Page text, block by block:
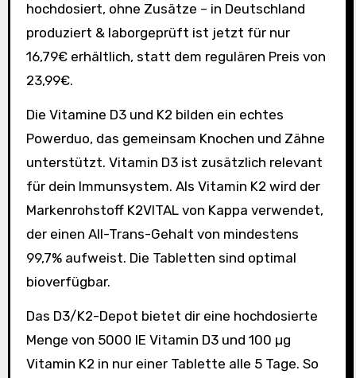
hochdosiert, ohne Zusätze – in Deutschland
produziert & laborgeprüft ist jetzt für nur
16,79€ erhältlich, statt dem regulären Preis von
23,99€.
Die Vitamine D3 und K2 bilden ein echtes
Powerduo, das gemeinsam Knochen und Zähne
unterstützt. Vitamin D3 ist zusätzlich relevant
für dein Immunsystem. Als Vitamin K2 wird der
Markenrohstoff K2VITAL von Kappa verwendet,
der einen All-Trans-Gehalt von mindestens
99,7% aufweist. Die Tabletten sind optimal
bioverfügbar.
Das D3/K2-Depot bietet dir eine hochdosierte
Menge von 5000 IE Vitamin D3 und 100 µg
Vitamin K2 in nur einer Tablette alle 5 Tage. So